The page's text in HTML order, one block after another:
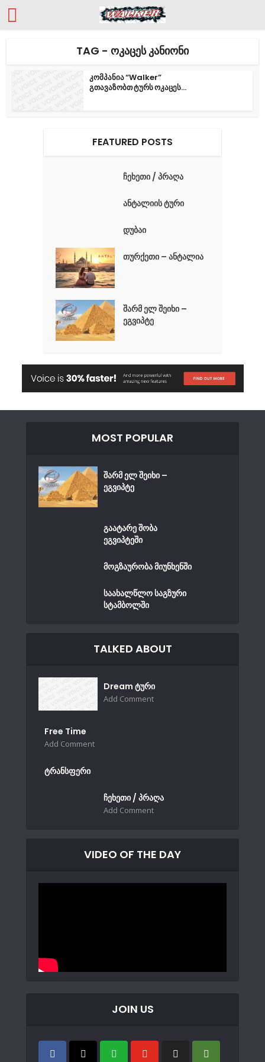
TAG - ᲝᲙᲐᲪᲔᲡ ᲙᲐᲜᲘᲝᲜᲘ
კომპანია “Walker”
გთავაზობთ ტურს ოკაცეს...
FEATURED POSTS
ჩეხეთი / პრაღა
ანტალიის ტური
დუბაი
თურქეთი – ანტალია
შარმ ელ შეიხი –
ეგვიპტე
MOST POPULAR
შარმ ელ შეიხი –
ეგვიპტე
გაატარე შობა
ეგვიპტეში
მოგზაურობა მიუნხენში
საახალწლო საგზური
სტამბოლში
TALKED ABOUT
Dream ტური
Add Comment
Free Time
Add Comment
ტრანსფერი
ჩეხეთი / პრაღა
Add Comment
VIDEO OF THE DAY
JOIN US